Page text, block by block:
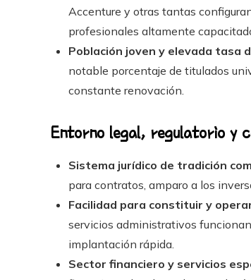
Accenture y otras tantas
profesionales altamente
Población joven y elevada tasa
notable porcentaje de titulados
constante renovación.
Entorno legal, regulatorio y
Sistema jurídico de tradición
para contratos, amparo a los
Facilidad para constituir y
servicios administrativos
implantación rápida.
Sector financiero y servicios